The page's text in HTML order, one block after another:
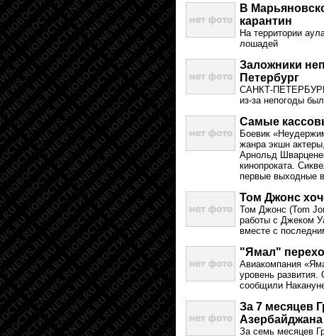
В
карантин
На территории
лошадей
Заложники
Петербург
САНКТ-ПЕТЕРБУРГ,
из-за непогоды
Самые
Боевик
жанра экшн
Арнольд
кинопроката.
первые выходные
Том Джонс
Том Джонс (Tom
работы с Джеком
вместе с
"Ямал"
Авиакомпания
уровень
сообщили
За 7 месяцев
Азербайджана
За семь месяцев